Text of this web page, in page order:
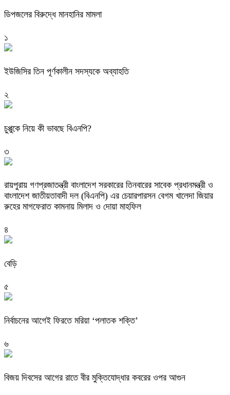
ডিপজলের বিরুদ্ধে মানহানির মামলা
১
ইউজিসির তিন পূর্ণকালীন সদস্যকে অব্যাহতি
২
চুপ্পুকে নিয়ে কী ভাবছে বিএনপি?
৩
রায়পুরায় গণপ্রজাতন্ত্রী বাংলাদেশ সরকারের তিনবারের সাবেক প্রধানমন্ত্রী ও
বাংলাদেশ জাতীয়তাবাদী দল (বিএনপি) এর চেয়ারপারসন বেগম খালেদা জিয়ার
রুহের মাগফেরাত কামনায় মিলাদ ও দোয়া মাহফিল
৪
বেড়ি
৫
নির্বাচনের আগেই ফিরতে মরিয়া ‘পলাতক শক্তি’
৬
বিজয় দিবসের আগের রাতে বীর মুক্তিযোদ্ধার কবরের ওপর আগুন